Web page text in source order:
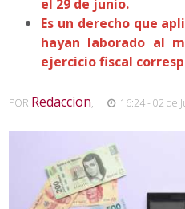
el 29 de junio.
Es un derecho que
hayan laborado al
ejercicio fiscal
POR Redaccion, 16:24 - 02 de